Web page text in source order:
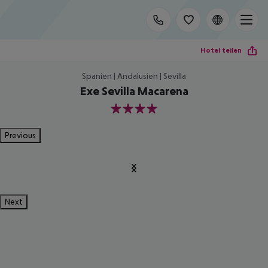
Hotel teilen
Spanien | Andalusien | Sevilla
Exe Sevilla Macarena
4
Previous
Next